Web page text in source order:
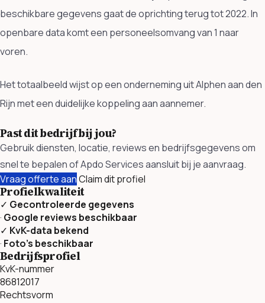
beschikbare gegevens gaat de oprichting terug tot 2022. In
openbare data komt een personeelsomvang van 1 naar
voren.
Het totaalbeeld wijst op een onderneming uit Alphen aan den
Rijn met een duidelijke koppeling aan aannemer.
Past dit bedrijf bij jou?
Gebruik diensten, locatie, reviews en bedrijfsgegevens om
snel te bepalen of Apdo Services aansluit bij je aanvraag.
Vraag offerte aanClaim dit profiel
Profielkwaliteit
✓ Gecontroleerde gegevens
· Google reviews beschikbaar
✓ KvK-data bekend
· Foto’s beschikbaar
Bedrijfsprofiel
KvK-nummer
86812017
Rechtsvorm